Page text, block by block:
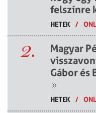
felszínre
HETEK /
2.
Magyar
Gábor és
»
HETEK /